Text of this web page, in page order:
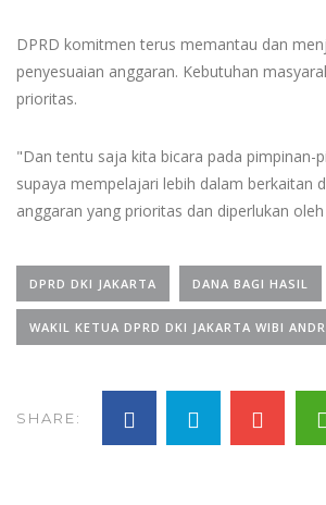
DPRD komitmen terus memantau dan
penyesuaian anggaran. Kebutuhan
prioritas.
"Dan tentu saja kita bicara pada pimpinan-
supaya mempelajari lebih dalam berkaitan
anggaran yang prioritas dan diperlukan
DPRD DKI JAKARTA DANA BAGI HASIL
WAKIL KETUA DPRD DKI JAKARTA WIBI
SHARE: